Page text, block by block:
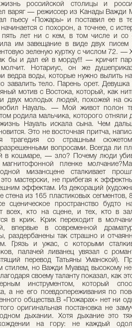
российской столицы и
варяг — режиссер из Канады Важди
пьесу «Пожары» и поставил ее в
с похорон, а точнее, с
лет ни с кем, в том числе и со
им завещание в виде двух писем
зеленую куртку с числом 72. —
бы и дал ей в морду!!! — кричит
Нотариус, он же
ведра воды, которые нужно вылить
завалить тело. Парень орет.
мотив с Востока, который, как
молодых людей, похожей на
Науаль. — Мой живот полон
родила мальчика, которого отняли
Науаль искала сына. Чем
Это не восточная притча,
трагедия со страшным
вопросами. Всегда ли
в кошмаре, — зло? Почему люди
пленке
мизансцене сталкивает
мастерски, не прибегая к
эффектам. Из декораций
стена из 165 пластиковых сегментов,
пространство будто
всех, кто на сцене, и тех, кто в
в крик. Крик переходит в
впервые в современной
раздербанены так страшно и
Грязь и ужас, с которыми
палачей ливанец увязал с
перевод Татьяны Уманской).
стилем, но Важди Муавад высокому не
своему таланту показал, как
инструментом, который
а не его псевдопереживания по
общества.В «Пожарах» нет ни
оригинальная постановка не
дыхании. Хотя дыхание это
на гору: не каждый